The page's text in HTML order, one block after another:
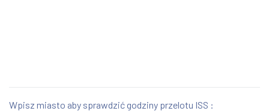
Wpisz miasto aby sprawdzić godziny przelotu ISS :